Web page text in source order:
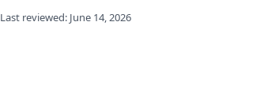
Last reviewed: June 14, 2026